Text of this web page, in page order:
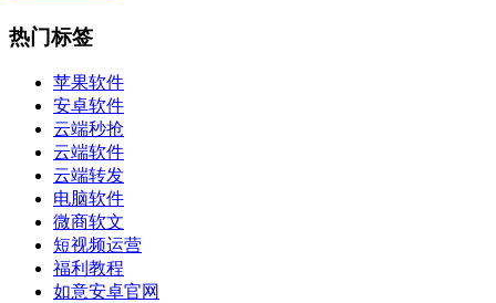
热门标签
苹果软件
安卓软件
云端秒抢
云端软件
云端转发
电脑软件
微商软文
短视频运营
福利教程
如意安卓官网